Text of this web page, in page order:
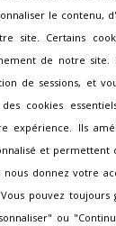
?
le montant des
telles
ou
transfert du
le contenu,
site. Certains
de notre site.
de sessions, et
cookies
expérience. Ils
et permettent
donnez votre
pouvez
ou